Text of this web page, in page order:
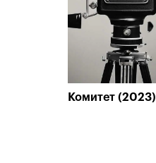
Комитет (2023)